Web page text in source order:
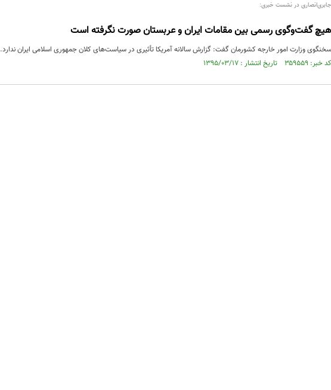
جابری‌انصاری در نشست خبری:
هیچ گفت‌وگوی رسمی بین مقامات ایران و عربستان صورت نگرفته است
سخنگوی وزارت امور خارجه کشورمان گفت: گزارش سالانه آمریکا تأثیری در سیاست‌های کلان جمهوری اسلامی ایران ندارد.
کد خبر: ۳۵۹۵۵۹ تاریخ انتشار : ۱۳۹۵/۰۳/۱۷